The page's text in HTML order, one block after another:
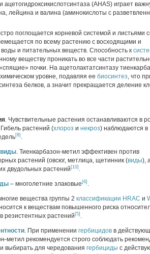
ацетогидроксикислотсинтаза (AHAS) играет
лейцина и валина (аминокислоты с
поглощается корневой системой и листьями
по всему растению с восходящими и
и питательных веществ. Способность к
веществу проникать во все части
почки. На ацетолактатсинтазу
уровне, подавляя ее биосинтез, что
белков, а значит прекращается деление
. Чувствительные растения останавливаются в
растений (хлороз и некроз) наблюдаются в
[8] .
виды. Тиенкарбазон-метил эффективен против
растений (овсюг, метлица, щетинник (виды),
двудольных растений [10] .
– многолетние злаковые [6] .
вещества группы 2 классификации HRAC и
к веществам повышенного риска
резистентных растений [5] .
. При применении гербицидов в
метил рекомендуется строго соблюдать
и выбирать для чередования гербициды с